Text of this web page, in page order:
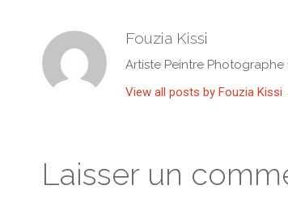
Fouzia Kissi
Artiste Peintre
View all posts by Fouzia Kissi
Laisser un